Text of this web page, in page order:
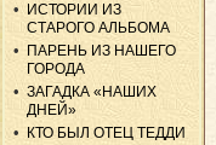
ИСТОРИИ ИЗ
СТАРОГО АЛЬБОМА
ПАРЕНЬ ИЗ НАШЕГО
ГОРОДА
ЗАГАДКА «НАШИХ
ДНЕЙ»
КТО БЫЛ ОТЕЦ ТЕДДИ